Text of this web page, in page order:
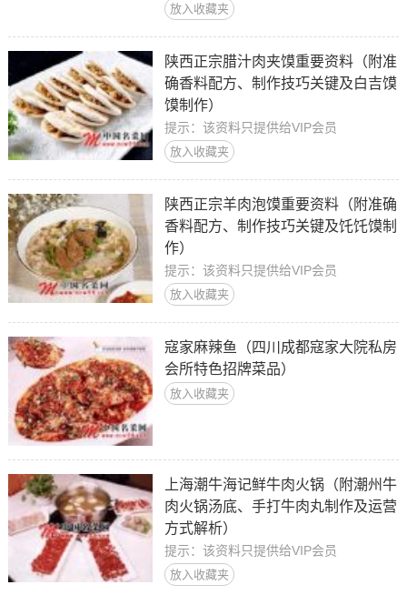
放入收藏夹
陕西正宗腊汁肉夹馍重要资料（附准
确香料配方、制作技巧关键及白吉馍
馍制作）
提示：该资料只提供给VIP会员
放入收藏夹
陕西正宗羊肉泡馍重要资料（附准确
香料配方、制作技巧关键及饦饦馍制
作）
提示：该资料只提供给VIP会员
放入收藏夹
寇家麻辣鱼（四川成都寇家大院私房
会所特色招牌菜品）
放入收藏夹
上海潮牛海记鲜牛肉火锅（附潮州牛
肉火锅汤底、手打牛肉丸制作及运营
方式解析）
提示：该资料只提供给VIP会员
放入收藏夹